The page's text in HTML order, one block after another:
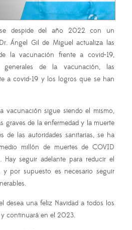
despide del año 2022 con un
Ángel Gil de Miguel actualiza las
la vacunación frente a covid-19,
de la vacunación, las
a covid-19 y los logros que se han
vacunación sigue siendo el mismo,
graves de la enfermedad y la muerte
de las autoridades sanitarias, se ha
millón de muertes de COVID
Hay seguir adelante para reducir el
por supuesto es necesario seguir
desea una feliz Navidad a todos los
continuará en el 2023.